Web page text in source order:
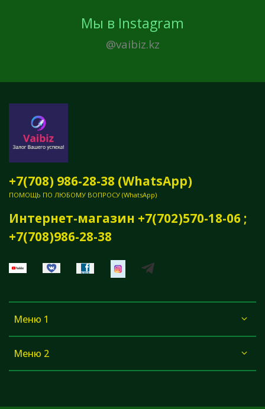
Мы в Instagram
@vaibiz.kz
Меню 1
Меню 2
+7(708) 986-28-38 (WhatsApp)
ПОМОЩЬ ПО ЛЮБОМУ ВОПРОСУ (WhatsApp)
Интернет-магазин +7(702)570-18-06 ;
+7(708)986-28-38